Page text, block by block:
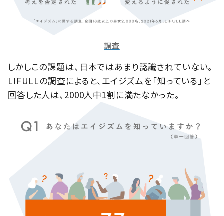
調査
しかしこの課題は、日本ではあまり認識されていない。
LIFULLの調査によると、エイジズムを「知っている」と
回答した人は、2000人中1割に満たなかった。